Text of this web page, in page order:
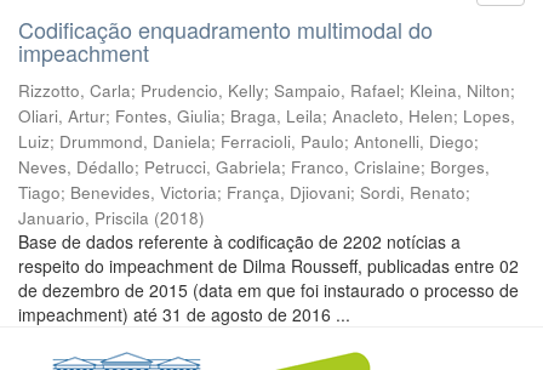
Codificação enquadramento multimodal do
impeachment
Rizzotto, Carla; Prudencio, Kelly; Sampaio, Rafael; Kleina, Nilton;
Oliari, Artur; Fontes, Giulia; Braga, Leila; Anacleto, Helen; Lopes,
Luiz; Drummond, Daniela; Ferracioli, Paulo; Antonelli, Diego;
Neves, Dédallo; Petrucci, Gabriela; Franco, Crislaine; Borges,
Tiago; Benevides, Victoria; França, Djiovani; Sordi, Renato;
Januario, Priscila (2018)
Base de dados referente à codificação de 2202 notícias a
respeito do impeachment de Dilma Rousseff, publicadas entre 02
de dezembro de 2015 (data em que foi instaurado o processo de
impeachment) até 31 de agosto de 2016 ...